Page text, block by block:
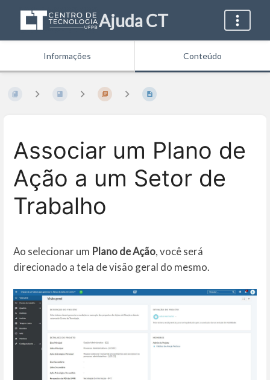
Ajuda CT
Informações Conteúdo
Associar um Plano de
Ação a um Setor de
Trabalho
Ao selecionar um Plano de Ação, você será
direcionado a tela de visão geral do mesmo.